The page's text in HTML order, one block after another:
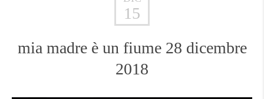
15
mia madre è un fiume 28 dicembre
2018